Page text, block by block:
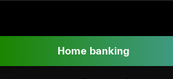
Home banking